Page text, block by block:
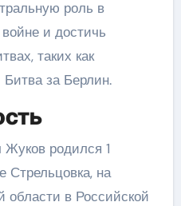
роль в
и достичь
таких как
Битва за Берлин.
Жуков родился 1
Стрельцовка, на
области в Российской